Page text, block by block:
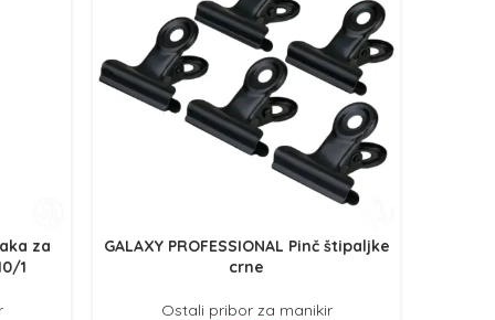
za
1
GALAXY PROFESSIONAL Pinč štipaljke
crne
Ostali pribor za manikir